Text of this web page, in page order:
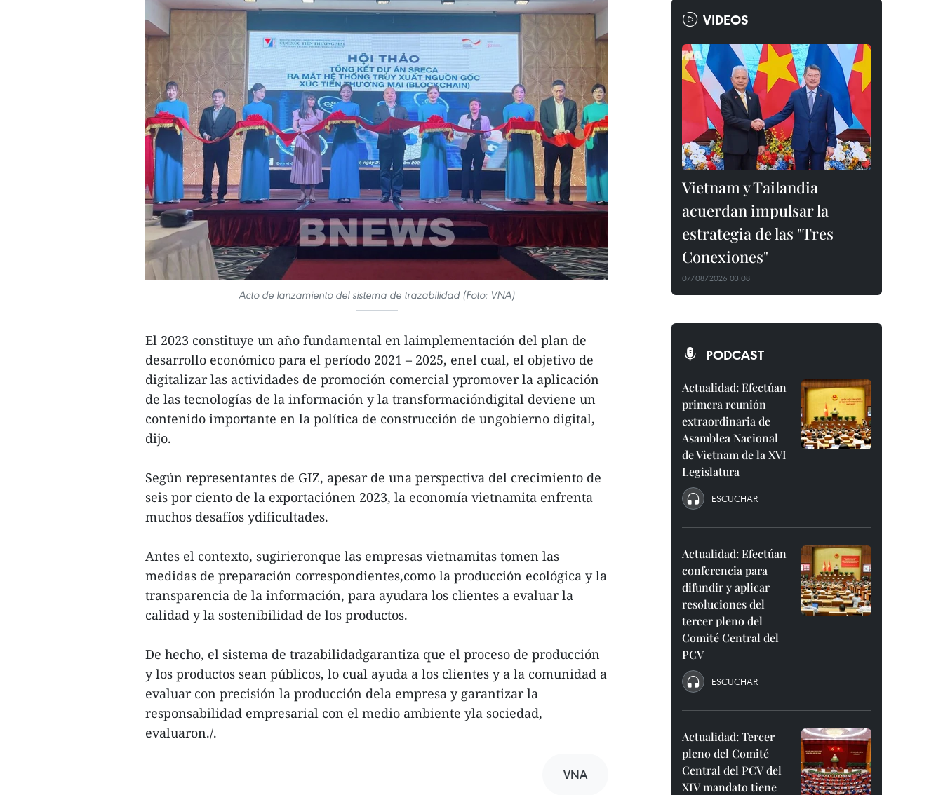
Acto de lanzamiento del sistema de trazabilidad (Foto: VNA)
El 2023 constituye un año fundamental en laimplementación del plan de
desarrollo económico para el período 2021 – 2025, enel cual, el objetivo de
digitalizar las actividades de promoción comercial ypromover la aplicación
de las tecnologías de la información y la transformacióndigital deviene un
contenido importante en la política de construcción de ungobierno digital,
dijo.
Según representantes de GIZ, apesar de una perspectiva del crecimiento de
seis por ciento de la exportaciónen 2023, la economía vietnamita enfrenta
muchos desafíos ydificultades.
Antes el contexto, sugirieronque las empresas vietnamitas tomen las
medidas de preparación correspondientes,como la producción ecológica y la
transparencia de la información, para ayudara los clientes a evaluar la
calidad y la sostenibilidad de los productos.
De hecho, el sistema de trazabilidadgarantiza que el proceso de producción
y los productos sean públicos, lo cual ayuda a los clientes y a la comunidad a
evaluar con precisión la producción dela empresa y garantizar la
responsabilidad empresarial con el medio ambiente yla sociedad,
evaluaron./.
VNA
VIDEOS
Vietnam y Tailandia
acuerdan impulsar la
estrategia de las "Tres
Conexiones"
07/08/2026 03:08
PODCAST
Actualidad: Efectúan
primera reunión
extraordinaria de
Asamblea Nacional
de Vietnam de la XVI
Legislatura
ESCUCHAR
Actualidad: Efectúan
conferencia para
difundir y aplicar
resoluciones del
tercer pleno del
Comité Central del
PCV
ESCUCHAR
Actualidad: Tercer
pleno del Comité
Central del PCV del
XIV mandato tiene